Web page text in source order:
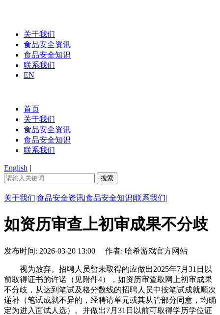
关于我们
食品安全资讯
食品安全知识
联系我们
EN
首页
关于我们
食品安全资讯
食品安全知识
联系我们
English |
关于我们|食品安全资讯|食品安全知识|联系我们|
如资历审查上初审成果不分歧
发布时间: 2026-03-20 13:00 作者: 哈希游戏官方网站
视为放弃。招聘人员暂未取得的应做出2025年7月31日以
前取得证书的许诺（见附件4），如资历审查取网上初审成果
不分歧，从达到笔试及格分数线的招聘人员中按笔试成就顺次
递补（笔试成就不异的，经聘请单元或其从管部分同意，均确
定为进入面试人选）。并做出7月31日以前可取得学历学位证